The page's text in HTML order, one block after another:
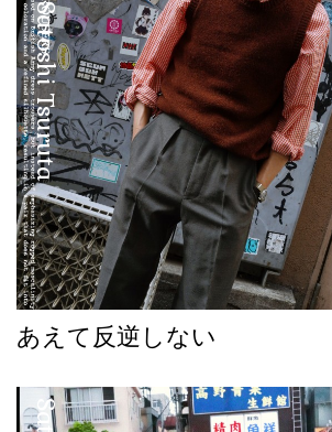
Satoshi Tsuruta
あえて反逆しない